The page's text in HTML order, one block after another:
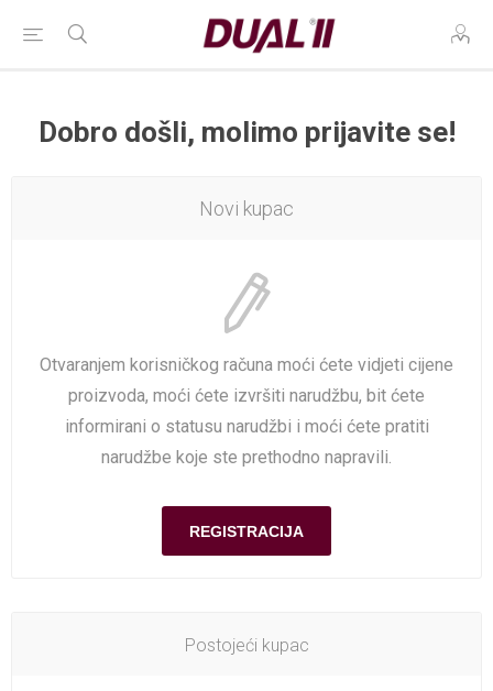
Dobro došli, molimo prijavite se!
Novi kupac
Otvaranjem korisničkog računa moći ćete vidjeti cijene
proizvoda, moći ćete izvršiti narudžbu, bit ćete
informirani o statusu narudžbi i moći ćete pratiti
narudžbe koje ste prethodno napravili.
Postojeći kupac